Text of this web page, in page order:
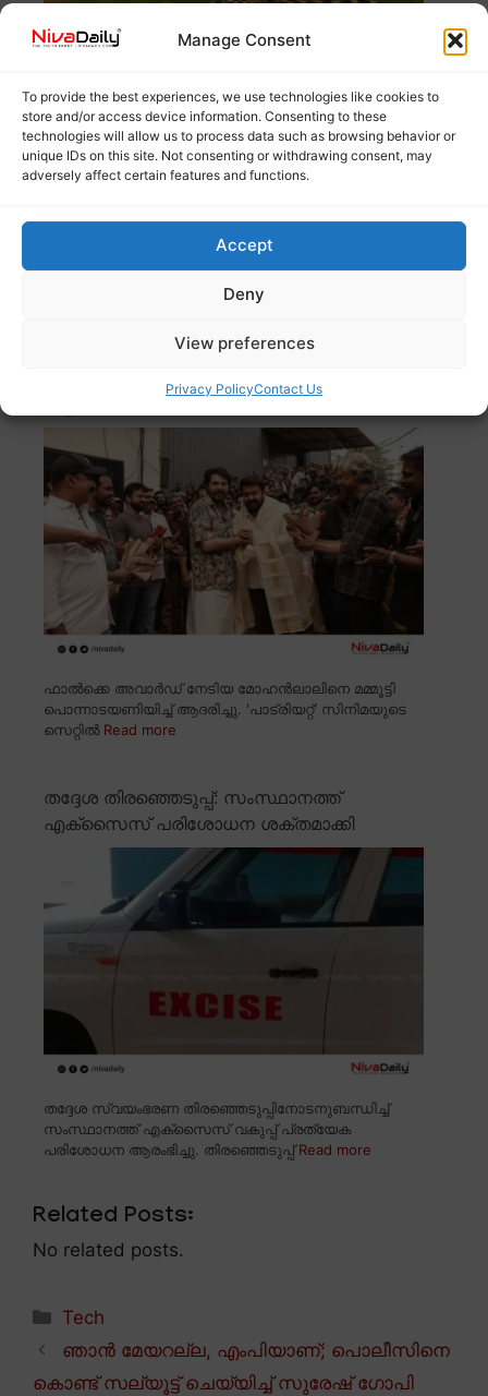
Manage Consent
To provide the best experiences, we use technologies like cookies to
store and/or access device information. Consenting to these
technologies will allow us to process data such as browsing behavior or
unique IDs on this site. Not consenting or withdrawing consent, may
adversely affect certain features and functions.
Accept
Deny
View preferences
Privacy PolicyContact Us
തമിഴ്നാട് വാൽപ്പാറയിൽ നാല് വയസ്സുകാരനെ പുലി
മോഹൻലാലിനെ പൊന്നാടയണിയിച്ച് മമ്മൂട്ടി;
ഫാൽക്കെ അവാർഡ് നേടിയ മോഹൻലാലിനെ മമ്മൂട്ടി
പൊന്നാടയണിയിച്ച് ആദരിച്ചു. 'പാട്രിയറ്റ്' സിനിമയുടെ
സെറ്റിൽ Read more
തദ്ദേശ തിരഞ്ഞെടുപ്പ്: സംസ്ഥാനത്ത്
എക്സൈസ് പരിശോധന ശക്തമാക്കി
തദ്ദേശ സ്വയംഭരണ തിരഞ്ഞെടുപ്പിനോടനുബന്ധിച്ച്
സംസ്ഥാനത്ത് എക്സൈസ് വകുപ്പ് പ്രത്യേക
പരിശോധന ആരംഭിച്ചു. തിരഞ്ഞെടുപ്പ്Read more
Related Posts:
No related posts.
Categories
Tech
ഞാൻ മേയറല്ല, എംപിയാണ്; പൊലീസിനെ
കൊണ്ട് സല്യൂട്ട് ചെയ്യിച്ച് സുരേഷ് ഗോപി